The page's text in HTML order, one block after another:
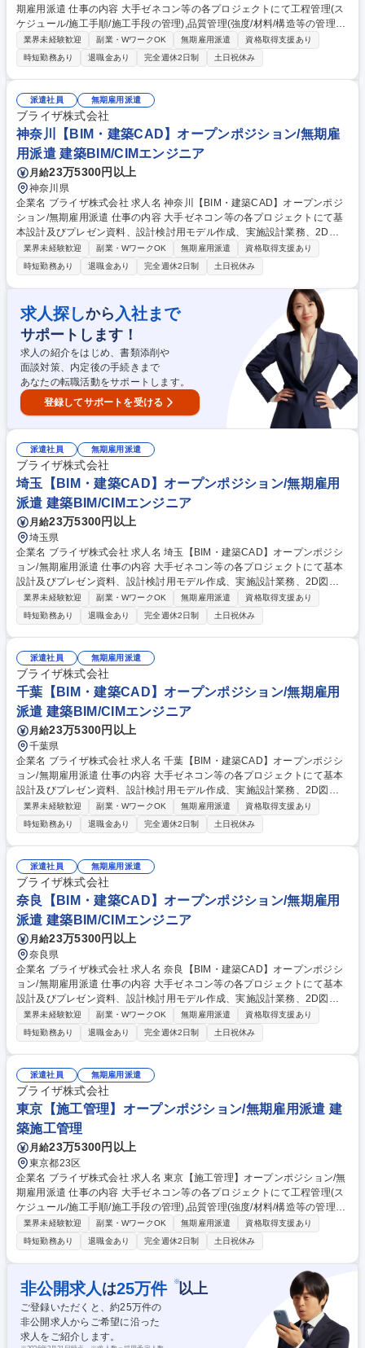
期雇用派遣 仕事の内容 大手ゼネコン等の各プロジェクトにて工程管理(ス
ケジュール/施工手順/施工手段の管理),品質管理(強度/材料/構造等の管理),
安全管理(災害防止,公害防止等の管理),各種検査対応,検査立会,竣工書類作
成等を担当。 [案件例]○建築物:オフィスビル,商業施設,病院,マンション,教
育施設(学校/図書館),公共施設(駅舎/官公庁施設/地方自治体),娯楽施設(ホテ
ル/式場),空港,工場 ○構造物:道路,橋梁,トンネル,河川,鉄道,上下水道,ダム ○
工程:工程管理,安全管理,建築費用算出/見積,調査業務,概略設計,予備設計,施
工計画書作成 [取引先例]竹中工務店社/鹿島建設社/大林組社/大成建設社/清
水建設社等 募集職種 兵庫【施工管理】オープンポジション/無期雇用派遣
業界未経験歓迎 副業・WワークOK 無期雇用派遣
資格取得支援あり
時短勤務あり
退職金あり 完全週休2日制 土日祝休み
派遣社員 無期雇用派遣
ブライザ株式会社
神奈川【BIM・建築CAD】オープンポジション/無期雇
用派遣 建築BIM/CIMエンジニア
月給23万5300円以上
神奈川県
企業名 ブライザ株式会社 求人名 神奈川【BIM・建築CAD】オープンポジ
ション/無期雇用派遣 仕事の内容 大手ゼネコン等の各プロジェクトにて基
本設計及びプレゼン資料、設計検討用モデル作成、実施設計業務、2D図
面を3Dモデルに作成する業務を担当。使用ツール：AUTOCAD/Revit/Vect
orworks/photoshop/Illustrator [案件例]○建築物:オフィスビル,商業施設,病
院,マンション,教育施設(学校/図書館),公共施設(駅舎/官公庁施設/地方自治
体),娯楽施設(ホテル/式場),空港,工場 ○構造物:道路,橋梁,トンネル,河川,鉄
道,上下水道,ダム ○工程:基本設計(デザイン/間取り),設計検討用モデルの作
成,実施設計,意匠,造設計(基礎/骨組み/柱/梁の設計),設備設計,生産設計,工程
管理,安全管理,建築費用算出/見積,調査業務,概略設計,予備設計,施工計画書
作成 募集職種 神奈川【BIM・建築CAD】オープンポジション/無期雇用派
遣
業界未経験歓迎 副業・WワークOK 無期雇用派遣
資格取得支援あり
時短勤務あり
退職金あり 完全週休2日制 土日祝休み
求人探しから 入社まで
サポートします！
求人の紹介をはじめ、書類添削や
面談対策、内定後の手続きまで
あなたの転職活動をサポートします。
登録してサポートを受ける
派遣社員 無期雇用派遣
ブライザ株式会社
埼玉【BIM・建築CAD】オープンポジション/無期雇用
派遣 建築BIM/CIMエンジニア
月給23万5300円以上
埼玉県
企業名 ブライザ株式会社 求人名 埼玉【BIM・建築CAD】オープンポジシ
ョン/無期雇用派遣 仕事の内容 大手ゼネコン等の各プロジェクトにて基本
設計及びプレゼン資料、設計検討用モデル作成、実施設計業務、2D図面
を3Dモデルに作成する業務を担当。使用ツール：AUTOCAD/Revit/Vector
works/photoshop/Illustrator [案件例]○建築物:オフィスビル,商業施設,病院,
マンション,教育施設(学校/図書館),公共施設(駅舎/官公庁施設/地方自治体),
娯楽施設(ホテル/式場),空港,工場 ○構造物:道路,橋梁,トンネル,河川,鉄道,上
下水道,ダム ○工程:基本設計(デザイン/間取り),設計検討用モデルの作成,実
施設計,意匠,造設計(基礎/骨組み/柱/梁の設計),設備設計,生産設計,工程管理,
安全管理,建築費用算出/見積,調査業務,概略設計,予備設計,施工計画書作成
募集職種 埼玉【BIM・建築CAD】オープンポジション/無期雇用派遣
業界未経験歓迎 副業・WワークOK 無期雇用派遣
資格取得支援あり
時短勤務あり
退職金あり 完全週休2日制 土日祝休み
派遣社員 無期雇用派遣
ブライザ株式会社
千葉【BIM・建築CAD】オープンポジション/無期雇用
派遣 建築BIM/CIMエンジニア
月給23万5300円以上
千葉県
企業名 ブライザ株式会社 求人名 千葉【BIM・建築CAD】オープンポジシ
ョン/無期雇用派遣 仕事の内容 大手ゼネコン等の各プロジェクトにて基本
設計及びプレゼン資料、設計検討用モデル作成、実施設計業務、2D図面
を3Dモデルに作成する業務を担当。使用ツール：AUTOCAD/Revit/Vector
works/photoshop/Illustrator [案件例]○建築物:オフィスビル,商業施設,病院,
マンション,教育施設(学校/図書館),公共施設(駅舎/官公庁施設/地方自治体),
娯楽施設(ホテル/式場),空港,工場 ○構造物:道路,橋梁,トンネル,河川,鉄道,上
下水道,ダム ○工程:基本設計(デザイン/間取り),設計検討用モデルの作成,実
施設計,意匠,造設計(基礎/骨組み/柱/梁の設計),設備設計,生産設計,工程管理,
安全管理,建築費用算出/見積,調査業務,概略設計,予備設計,施工計画書作成
募集職種 千葉【BIM・建築CAD】オープンポジション/無期雇用派遣
業界未経験歓迎 副業・WワークOK 無期雇用派遣
資格取得支援あり
時短勤務あり
退職金あり 完全週休2日制 土日祝休み
派遣社員 無期雇用派遣
ブライザ株式会社
奈良【BIM・建築CAD】オープンポジション/無期雇用
派遣 建築BIM/CIMエンジニア
月給23万5300円以上
奈良県
企業名 ブライザ株式会社 求人名 奈良【BIM・建築CAD】オープンポジシ
ョン/無期雇用派遣 仕事の内容 大手ゼネコン等の各プロジェクトにて基本
設計及びプレゼン資料、設計検討用モデル作成、実施設計業務、2D図面
を3Dモデルに作成する業務を担当。使用ツール：AUTOCAD/Revit/Vector
works/photoshop/Illustrator [案件例]○建築物:オフィスビル,商業施設,病院,
マンション,教育施設(学校/図書館),公共施設(駅舎/官公庁施設/地方自治体),
娯楽施設(ホテル/式場),空港,工場 ○構造物:道路,橋梁,トンネル,河川,鉄道,上
下水道,ダム ○工程:基本設計(デザイン/間取り),設計検討用モデルの作成,実
施設計,意匠,造設計(基礎/骨組み/柱/梁の設計),設備設計,生産設計,工程管理,
安全管理,建築費用算出/見積,調査業務,概略設計,予備設計,施工計画書作成
募集職種 奈良【BIM・建築CAD】オープンポジション/無期雇用派遣
業界未経験歓迎 副業・WワークOK 無期雇用派遣
資格取得支援あり
時短勤務あり
退職金あり 完全週休2日制 土日祝休み
派遣社員 無期雇用派遣
ブライザ株式会社
東京【施工管理】オープンポジション/無期雇用派遣 建
築施工管理
月給23万5300円以上
東京都23区
企業名 ブライザ株式会社 求人名 東京【施工管理】オープンポジション/無
期雇用派遣 仕事の内容 大手ゼネコン等の各プロジェクトにて工程管理(ス
ケジュール/施工手順/施工手段の管理),品質管理(強度/材料/構造等の管理),
安全管理(災害防止,公害防止等の管理),各種検査対応,検査立会,竣工書類作
成等を担当。 [案件例]○建築物:オフィスビル,商業施設,病院,マンション,教
育施設(学校/図書館),公共施設(駅舎/官公庁施設/地方自治体),娯楽施設(ホテ
ル/式場),空港,工場 ○構造物:道路,橋梁,トンネル,河川,鉄道,上下水道,ダム ○
工程:工程管理,安全管理,建築費用算出/見積,調査業務,概略設計,予備設計,施
工計画書作成 [取引先例]竹中工務店社/鹿島建設社/大林組社/大成建設社/清
水建設社等 募集職種 東京【施工管理】オープンポジション/無期雇用派遣
業界未経験歓迎 副業・WワークOK 無期雇用派遣
資格取得支援あり
時短勤務あり
退職金あり 完全週休2日制 土日祝休み
非公開求人 は25万件 ※以上
ご登録いただくと、約25万件の
非公開求人からご希望に沿った
求人をご紹介します。